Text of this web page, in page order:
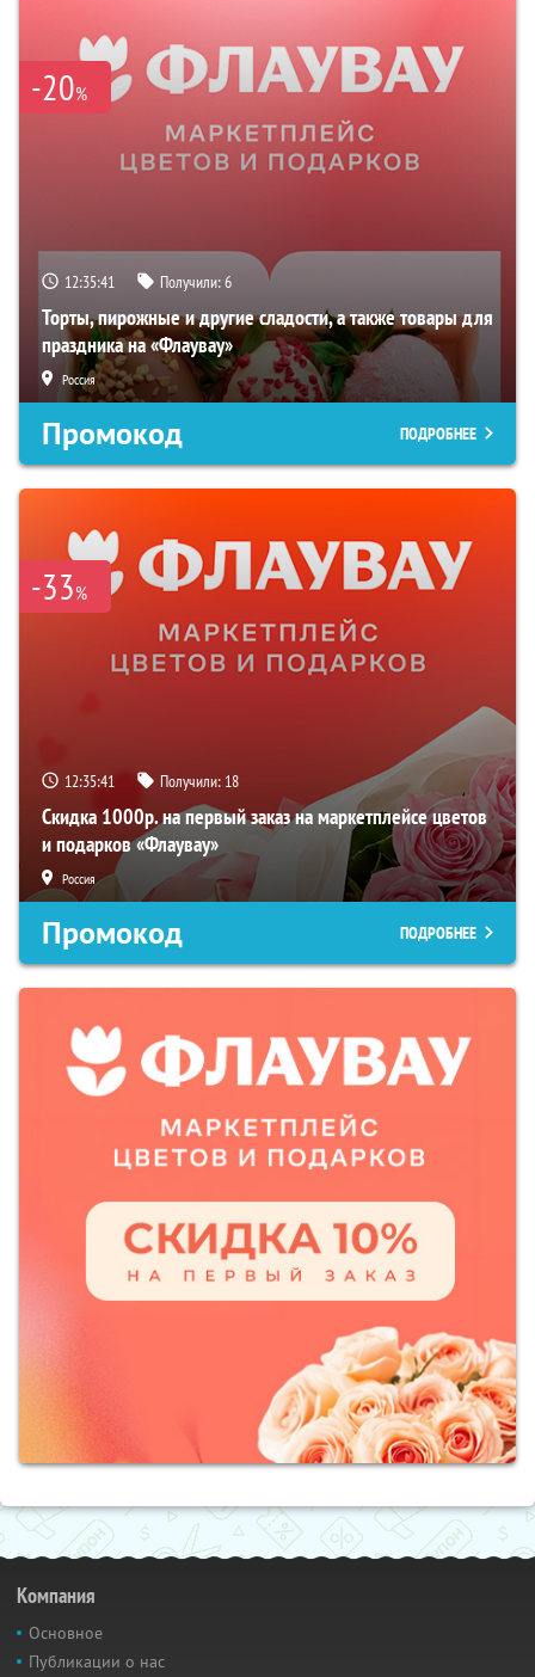
-20%
12:35:40 Получили:6
Торты, пирожные и другие сладости, а также товары для
праздника на «Флаувау»
Россия
Промокод ПОДРОБНЕЕ
-33%
12:35:40 Получили: 18
Скидка 1000р. на первый заказ на маркетплейсе цветов
и подарков «Флаувау»
Россия
Промокод ПОДРОБНЕЕ
Компания
Основное
Публикации о нас